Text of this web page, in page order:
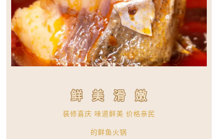
鲜美滑嫩
装修喜庆 味道鲜美 价格亲民
的鲜鱼火锅